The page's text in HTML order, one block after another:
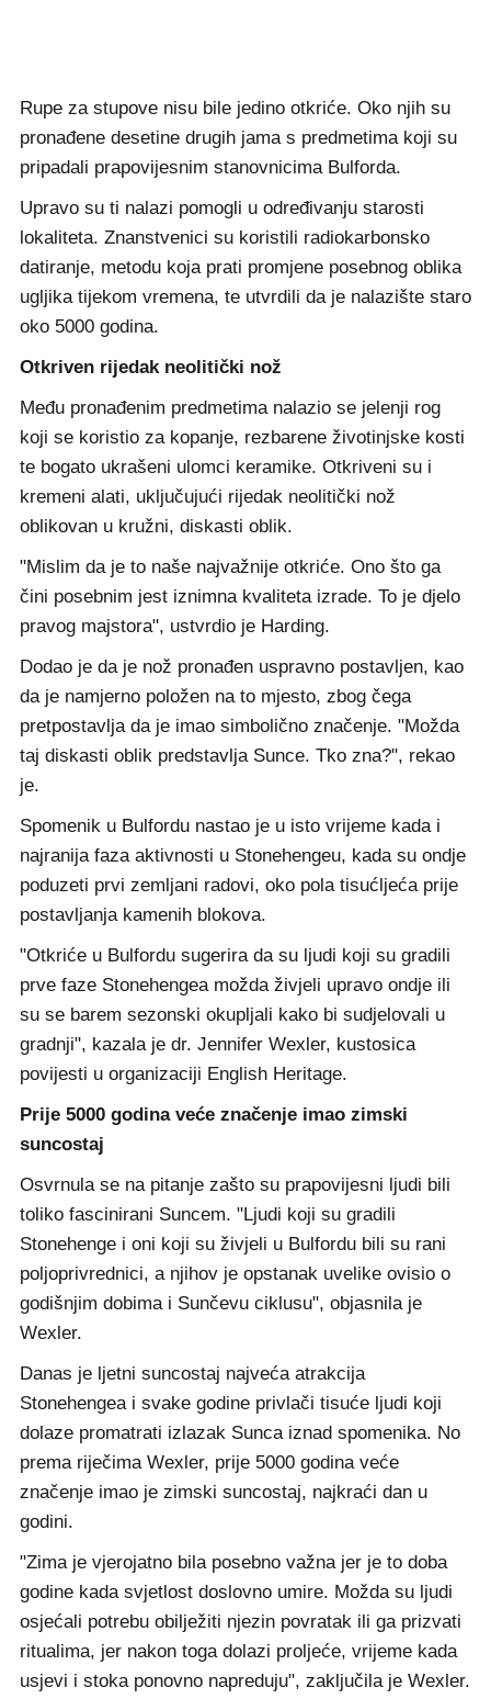
Rupe za stupove nisu bile jedino otkriće. Oko njih su
pronađene desetine drugih jama s predmetima koji su
pripadali prapovijesnim stanovnicima Bulforda.
Upravo su ti nalazi pomogli u određivanju starosti
lokaliteta. Znanstvenici su koristili radiokarbonsko
datiranje, metodu koja prati promjene posebnog oblika
ugljika tijekom vremena, te utvrdili da je nalazište staro
oko 5000 godina.
Otkriven rijedak neolitički nož
Među pronađenim predmetima nalazio se jelenji rog
koji se koristio za kopanje, rezbarene životinjske kosti
te bogato ukrašeni ulomci keramike. Otkriveni su i
kremeni alati, uključujući rijedak neolitički nož
oblikovan u kružni, diskasti oblik.
"Mislim da je to naše najvažnije otkriće. Ono što ga
čini posebnim jest iznimna kvaliteta izrade. To je djelo
pravog majstora", ustvrdio je Harding.
Dodao je da je nož pronađen uspravno postavljen, kao
da je namjerno položen na to mjesto, zbog čega
pretpostavlja da je imao simbolično značenje. "Možda
taj diskasti oblik predstavlja Sunce. Tko zna?", rekao
je.
Spomenik u Bulfordu nastao je u isto vrijeme kada i
najranija faza aktivnosti u Stonehengeu, kada su ondje
poduzeti prvi zemljani radovi, oko pola tisućljeća prije
postavljanja kamenih blokova.
"Otkriće u Bulfordu sugerira da su ljudi koji su gradili
prve faze Stonehengea možda živjeli upravo ondje ili
su se barem sezonski okupljali kako bi sudjelovali u
gradnji", kazala je dr. Jennifer Wexler, kustosica
povijesti u organizaciji English Heritage.
Prije 5000 godina veće značenje imao zimski
suncostaj
Osvrnula se na pitanje zašto su prapovijesni ljudi bili
toliko fascinirani Suncem. "Ljudi koji su gradili
Stonehenge i oni koji su živjeli u Bulfordu bili su rani
poljoprivrednici, a njihov je opstanak uvelike ovisio o
godišnjim dobima i Sunčevu ciklusu", objasnila je
Wexler.
Danas je ljetni suncostaj najveća atrakcija
Stonehengea i svake godine privlači tisuće ljudi koji
dolaze promatrati izlazak Sunca iznad spomenika. No
prema riječima Wexler, prije 5000 godina veće
značenje imao je zimski suncostaj, najkraći dan u
godini.
"Zima je vjerojatno bila posebno važna jer je to doba
godine kada svjetlost doslovno umire. Možda su ljudi
osjećali potrebu obilježiti njezin povratak ili ga prizvati
ritualima, jer nakon toga dolazi proljeće, vrijeme kada
usjevi i stoka ponovno napreduju", zaključila je Wexler.